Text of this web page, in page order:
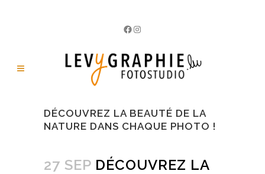
Facebook
Instagram
DÉCOUVREZ LA BEAUTÉ DE LA
NATURE DANS CHAQUE PHOTO !
27 SEP DÉCOUVREZ LA